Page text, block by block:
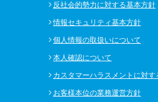
反社会的勢力に対する基本方針
情報セキュリティ基本方針
個人情報の取扱いについて
本人確認について
カスタマーハラスメントに対す
お客様本位の業務運営方針